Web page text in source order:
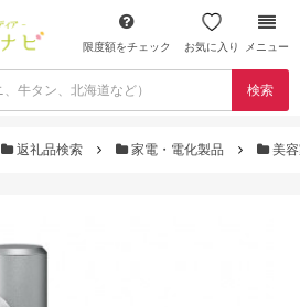
限度額をチェック お気に入り メニュー
検索
返礼品検索 家電・電化製品 美